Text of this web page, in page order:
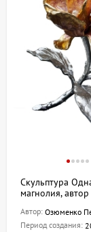
Скульптура
магнолия, автор
Автор: Озюменко
Период создания: